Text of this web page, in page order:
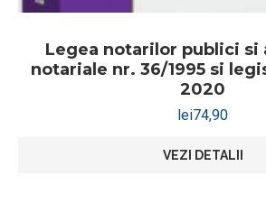
Legea notarilor publici
notariale nr. 36/1995 si
2020
lei74,90
VEZI DETALII